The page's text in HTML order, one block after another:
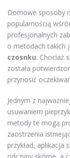
Domowe sposoby
popularnością
profesjonalnych
o metodach takich
czosnku. Chociaż
została
przynosić
Jednym z
usuwaniem
metody te mogą
zaostrzenia
przykład, aplikacja
odczyny skórne, a